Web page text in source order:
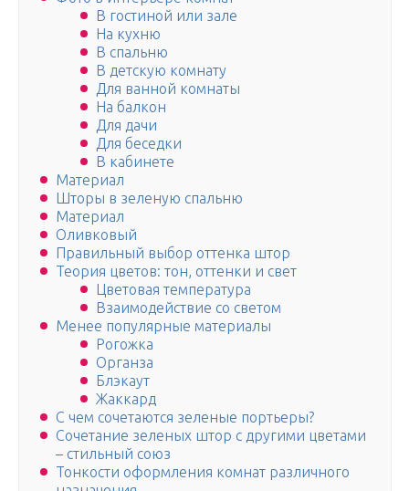
В гостиной или зале
На кухню
В спальню
В детскую комнату
Для ванной комнаты
На балкон
Для дачи
Для беседки
В кабинете
Материал
Шторы в зеленую спальню
Материал
Оливковый
Правильный выбор оттенка штор
Теория цветов: тон, оттенки и свет
Цветовая температура
Взаимодействие со светом
Менее популярные материалы
Рогожка
Органза
Блэкаут
Жаккард
С чем сочетаются зеленые портьеры?
Сочетание зеленых штор с другими цветами
– стильный союз
Тонкости оформления комнат различного